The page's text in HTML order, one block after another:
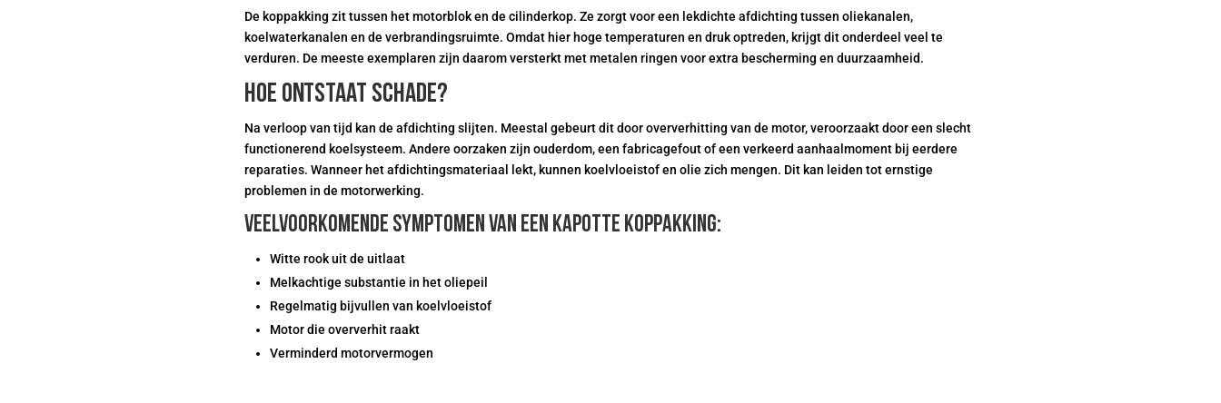
De koppakking zit tussen het motorblok en de cilinderkop. Ze zorgt voor een lekdichte afdichting tussen oliekanalen,
koelwaterkanalen en de verbrandingsruimte. Omdat hier hoge temperaturen en druk optreden, krijgt dit onderdeel veel te
verduren. De meeste exemplaren zijn daarom versterkt met metalen ringen voor extra bescherming en duurzaamheid.
Hoe ontstaat schade?
Na verloop van tijd kan de afdichting slijten. Meestal gebeurt dit door oververhitting van de motor, veroorzaakt door een slecht
functionerend koelsysteem. Andere oorzaken zijn ouderdom, een fabricagefout of een verkeerd aanhaalmoment bij eerdere
reparaties. Wanneer het afdichtingsmateriaal lekt, kunnen koelvloeistof en olie zich mengen. Dit kan leiden tot ernstige
problemen in de motorwerking.
Veelvoorkomende symptomen van een kapotte koppakking:
Witte rook uit de uitlaat
Melkachtige substantie in het oliepeil
Regelmatig bijvullen van koelvloeistof
Motor die oververhit raakt
Verminderd motorvermogen